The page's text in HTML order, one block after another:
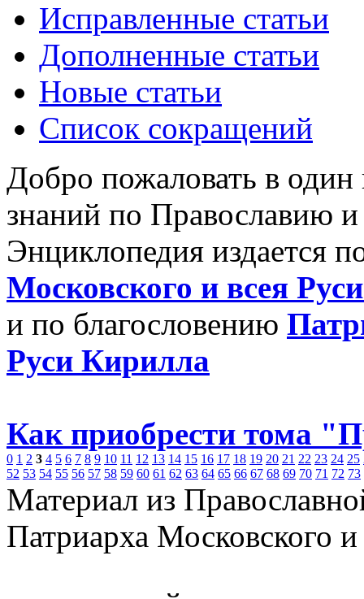
Исправленные статьи
Дополненные статьи
Новые статьи
Список сокращений
Добро пожаловать в
знаний по Православию
Энциклопедия издается
Московского и всея
и по благословению
Руси Кирилла
Как приобрести тома
0 1 2 3 4 5 6 7 8 9 10 11 12 13 14 15 16 17 18 19 20 21 22 23 24 25
52 53 54 55 56 57 58 59 60 61 62 63 64 65 66 67 68 69 70 71 72 73
Материал из
Патриарха Московского